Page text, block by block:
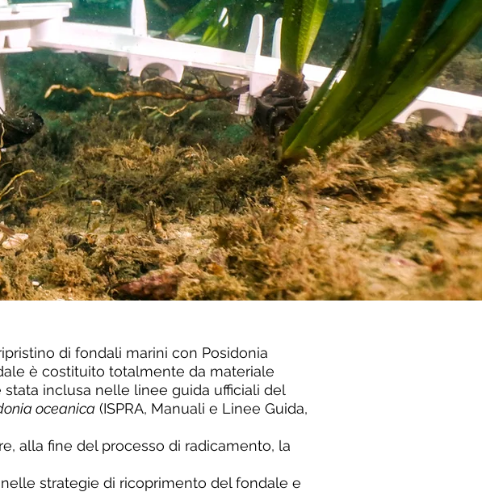
di fondali marini con Posidonia
è costituito totalmente da materiale
inclusa nelle linee guida ufficiali del
oceanica (ISPRA, Manuali e Linee Guida,
alla fine del processo di radicamento, la
strategie di ricoprimento del fondale e